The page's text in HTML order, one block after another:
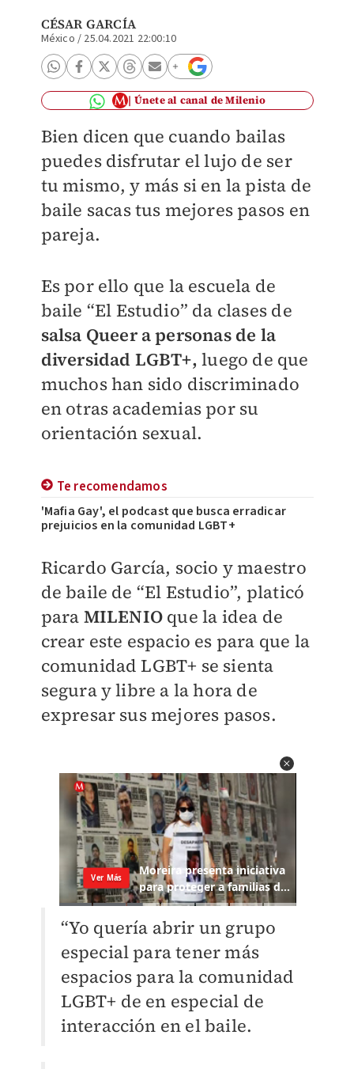
CÉSAR GARCÍA
México / 25.04.2021 22:00:10
Únete al canal de Milenio
Bien dicen que cuando bailas
puedes disfrutar el lujo de ser
tu mismo, y más si en la pista de
baile sacas tus mejores pasos en
pareja.
Es por ello que la escuela de
baile “El Estudio” da clases de
salsa Queer a personas de la
diversidad LGBT+, luego de que
muchos han sido discriminado
en otras academias por su
orientación sexual.
Te recomendamos
'Mafia Gay', el podcast que busca erradicar
prejuicios en la comunidad LGBT+
Ricardo García, socio y maestro
de baile de “El Estudio”, platicó
para MILENIOque la idea de
crear este espacio es para que la
comunidad LGBT+ se sienta
segura y libre a la hora de
expresar sus mejores pasos.
“Yo quería abrir un grupo
especial para tener más
espacios para la comunidad
LGBT+ de en especial de
interacción en el baile.